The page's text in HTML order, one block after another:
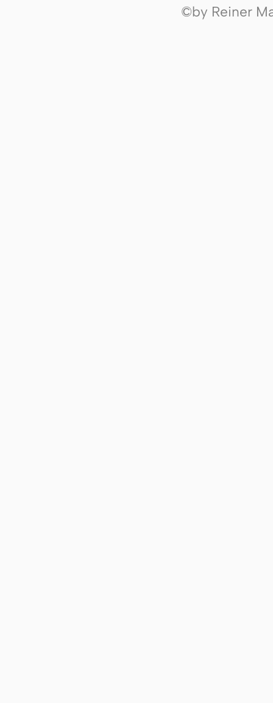
©by Reiner